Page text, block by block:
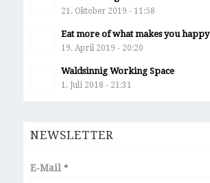
21. Oktober 2019 - 11:58
Eat more of what makes you happy
19. April 2019 - 20:20
Waldsinnig Working Space
1. Juli 2018 - 21:31
NEWSLETTER
E-Mail *